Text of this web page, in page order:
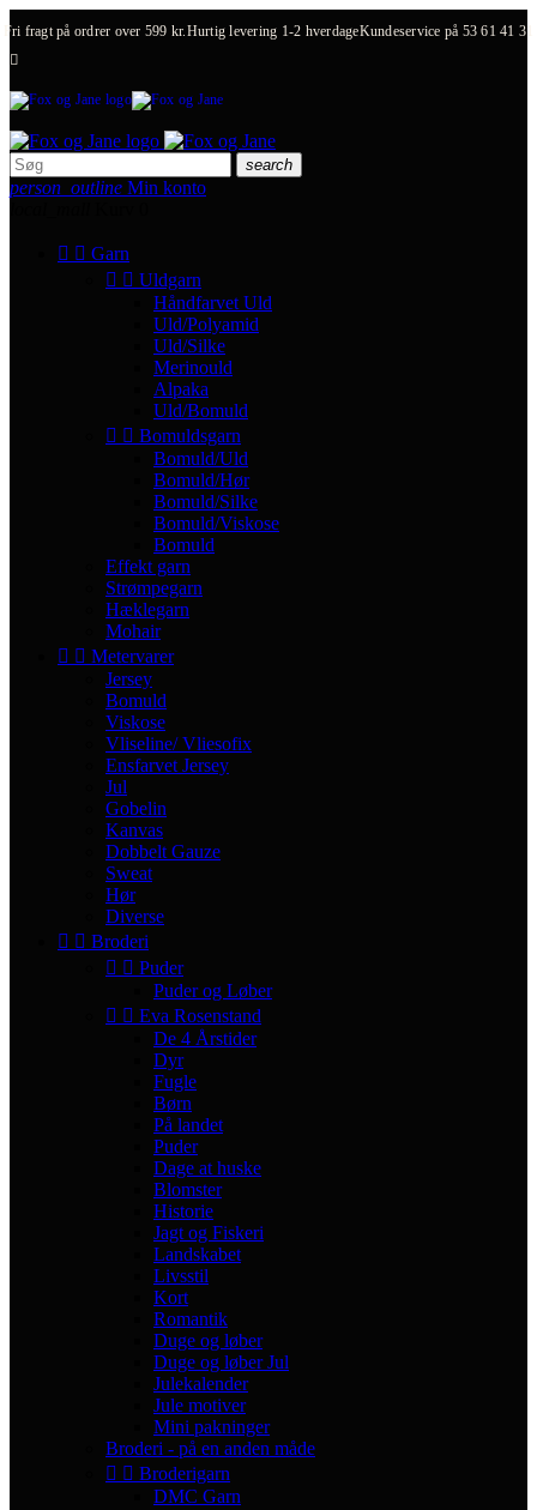
Fri fragt på ordrer over 599 kr. Hurtig levering 1-2 hverdageKundeservice på 53 61 41 31

search
person_outline Min konto
  Garn
  Uldgarn
Håndfarvet Uld
Uld/Polyamid
Uld/Silke
Merinould
Alpaka
Uld/Bomuld
  Bomuldsgarn
Bomuld/Uld
Bomuld/Hør
Bomuld/Silke
Bomuld/Viskose
Bomuld
Effekt garn
Strømpegarn
Hæklegarn
Mohair
  Metervarer
Jersey
Bomuld
Viskose
Vliseline/ Vliesofix
Ensfarvet Jersey
Jul
Gobelin
Kanvas
Dobbelt Gauze
Sweat
Hør
Diverse
  Broderi
  Puder
Puder og Løber
  Eva Rosenstand
De 4 Årstider
Dyr
Fugle
Børn
På landet
Puder
Dage at huske
Blomster
Historie
Jagt og Fiskeri
Landskabet
Livsstil
Kort
Romantik
Duge og løber
Duge og løber Jul
Julekalender
Jule motiver
Mini pakninger
Broderi - på en anden måde
  Broderigarn
DMC Garn